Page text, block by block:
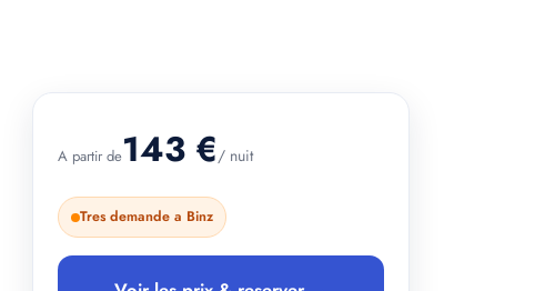
A partir de143 €/ nuit
Tres demande a Binz